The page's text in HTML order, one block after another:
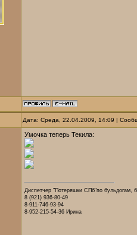
Дата: Среда, 22.04.2009, 14:09 |
Умочка теперь Текила:
Диспетчер "Потеряшки СПб"по бульдогам,
8 (921) 936-80-49
8-911-746-93-94
8-952-215-54-36 Ирина